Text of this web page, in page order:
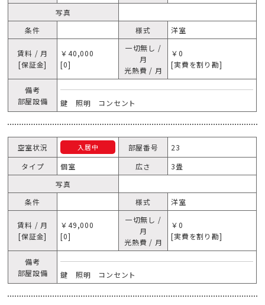
写真
条件
様式 洋室
賃料 / 月
[保証金]
￥40,000
[0]
一切無し /
月
光熱費 / 月
￥0
[実費を割り勘]
備考
部屋設備
鍵 照明 コンセント
空室状況 入居中 部屋番号
23
タイプ
個室 広さ
3畳
写真
条件
様式 洋室
賃料 / 月
[保証金]
￥49,000
[0]
一切無し /
月
光熱費 / 月
￥0
[実費を割り勘]
備考
部屋設備
鍵 照明 コンセント